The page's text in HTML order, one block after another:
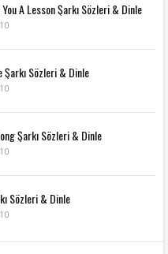
A Lesson Şarkı Sözleri & Dinle
Şarkı Sözleri & Dinle
Şarkı Sözleri & Dinle
Sözleri & Dinle